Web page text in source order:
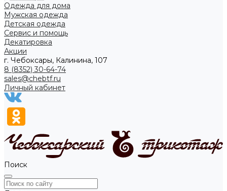
Одежда для дома
Мужская одежда
Детская одежда
Сервис и помощь
Декатировка
Акции
г. Чебоксары, Калинина, 107
8 (8352) 30-64-74
sales@chebtf.ru
Личный кабинет
Поиск